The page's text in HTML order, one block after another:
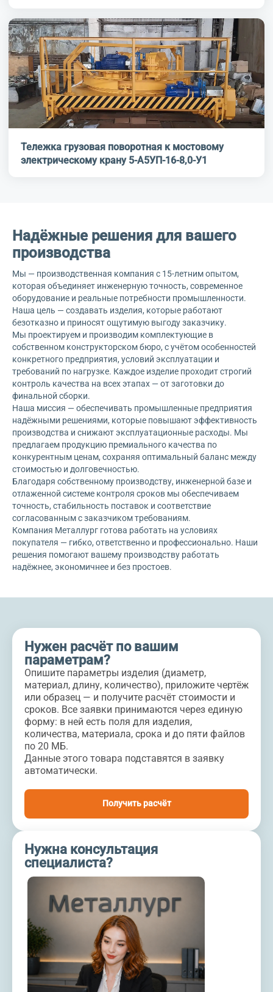
Тележка грузовая поворотная к мостовому
электрическому крану 5-А5УП-16-8,0-У1
Надёжные решения для вашего
производства
Мы — производственная компания с 15-летним опытом,
которая объединяет инженерную точность, современное
оборудование и реальные потребности промышленности.
Наша цель — создавать изделия, которые работают
безотказно и приносят ощутимую выгоду заказчику.
Мы проектируем и производим комплектующие в
собственном конструкторском бюро, с учётом особенностей
конкретного предприятия, условий эксплуатации и
требований по нагрузке. Каждое изделие проходит строгий
контроль качества на всех этапах — от заготовки до
финальной сборки.
Наша миссия — обеспечивать промышленные предприятия
надёжными решениями, которые повышают эффективность
производства и снижают эксплуатационные расходы. Мы
предлагаем продукцию премиального качества по
конкурентным ценам, сохраняя оптимальный баланс между
стоимостью и долговечностью.
Благодаря собственному производству, инженерной базе и
отлаженной системе контроля сроков мы обеспечиваем
точность, стабильность поставок и соответствие
согласованным с заказчиком требованиям.
Компания Металлург готова работать на условиях
покупателя — гибко, ответственно и профессионально. Наши
решения помогают вашему производству работать
надёжнее, экономичнее и без простоев.
Нужен расчёт по вашим
параметрам?
Опишите параметры изделия (диаметр,
материал, длину, количество), приложите чертёж
или образец — и получите расчёт стоимости и
сроков. Все заявки принимаются через единую
форму: в ней есть поля для изделия,
количества, материала, срока и до пяти файлов
по 20 МБ.
Данные этого товара подставятся в заявку
автоматически.
Получить расчёт
Нужна консультация
специалиста?